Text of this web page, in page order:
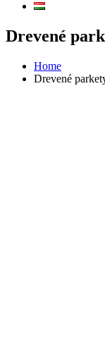
Drevené
Home
Drevené